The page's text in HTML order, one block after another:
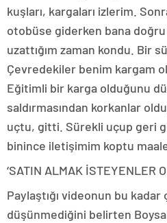
kuşları, kargaları izlerim.
otobüse giderken bana
uzattığım zaman kondu. Bir
Çevredekiler benim kargam
Eğitimli bir karga olduğunu
saldırmasından korkanlar
uçtu, gitti. Sürekli uçup geri
binince iletişimim koptu
‘SATIN ALMAK İSTEYENLER
Paylaştığı videonun bu
düşünmediğini belirten